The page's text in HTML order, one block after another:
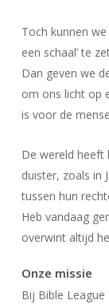
Toch kunnen
een schaal’ te
Dan geven we
om ons licht op
is voor de
De wereld heeft
duister, zoals in
tussen hun
Heb vandaag
overwint altijd
Onze missie
Bij Bible